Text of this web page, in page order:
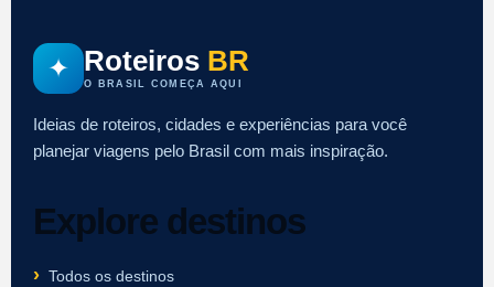
✦ Roteiros BR
O BRASIL COMEÇA AQUI
Ideias de roteiros, cidades e experiências para você
planejar viagens pelo Brasil com mais inspiração.
Explore destinos
Todos os destinos